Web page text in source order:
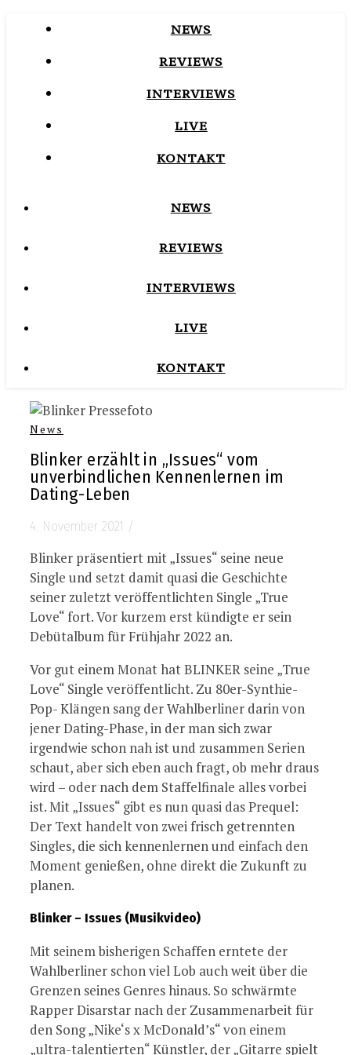
NEWS
REVIEWS
INTERVIEWS
LIVE
KONTAKT
NEWS
REVIEWS
INTERVIEWS
LIVE
KONTAKT
News
Blinker erzählt in „Issues“ vom
unverbindlichen Kennenlernen im
Dating-Leben
4. November 2021 /
Blinker präsentiert mit „Issues“ seine neue
Single und setzt damit quasi die Geschichte
seiner zuletzt veröffentlichten Single „True
Love“ fort. Vor kurzem erst kündigte er sein
Debütalbum für Frühjahr 2022 an.
Vor gut einem Monat hat BLINKER seine „True
Love“ Single veröffentlicht. Zu 80er-Synthie-
Pop- Klängen sang der Wahlberliner darin von
jener Dating-Phase, in der man sich zwar
irgendwie schon nah ist und zusammen Serien
schaut, aber sich eben auch fragt, ob mehr draus
wird – oder nach dem Staffelfinale alles vorbei
ist. Mit „Issues“ gibt es nun quasi das Prequel:
Der Text handelt von zwei frisch getrennten
Singles, die sich kennenlernen und einfach den
Moment genießen, ohne direkt die Zukunft zu
planen.
Blinker – Issues (Musikvideo)
Mit seinem bisherigen Schaffen erntete der
Wahlberliner schon viel Lob auch weit über die
Grenzen seines Genres hinaus. So schwärmte
Rapper Disarstar nach der Zusammenarbeit für
den Song „Nike‘s x McDonald’s“ von einem
„ultra-talentierten“ Künstler, der „Gitarre spielt